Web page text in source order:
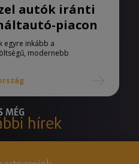
autók iránti
piacon
egyre inkább a
modernebb
MÉG
hírek